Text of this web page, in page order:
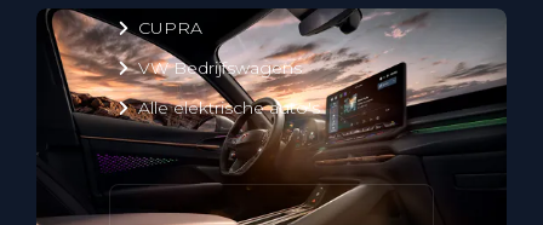
CUPRA
VW Bedrijfswagens
Alle elektrische auto's